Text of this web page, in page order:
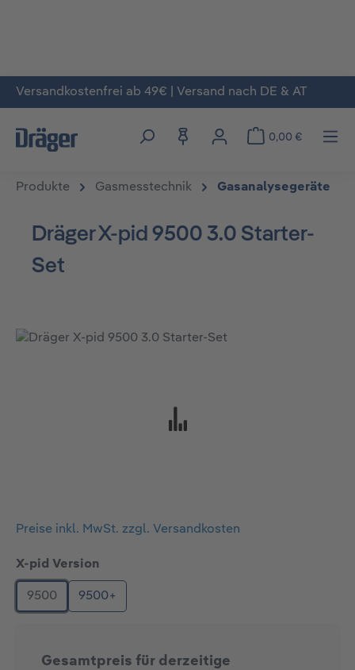
Zum Hauptinhalt springen
Versandkostenfrei ab 49€ | Versand nach DE & AT
0,00 €
Produkte Gasmesstechnik Gasanalysegeräte
Dräger X-pid 9500 3.0 Starter-
Set
Bildergalerie überspringen
Preise inkl. MwSt. zzgl. Versandkosten
X-pid Version
9500 9500+
Gesamtpreis für derzeitige